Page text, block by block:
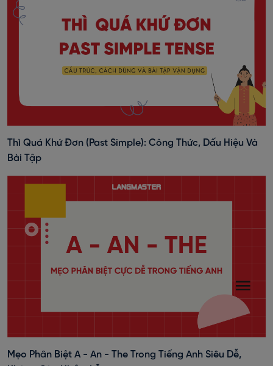
Thì Quá Khứ Đơn (past Simple): Công Thức, Dấu Hiệu Và
Bài Tập
Mẹo Phân Biệt A - An - The Trong Tiếng Anh Siêu Dễ,